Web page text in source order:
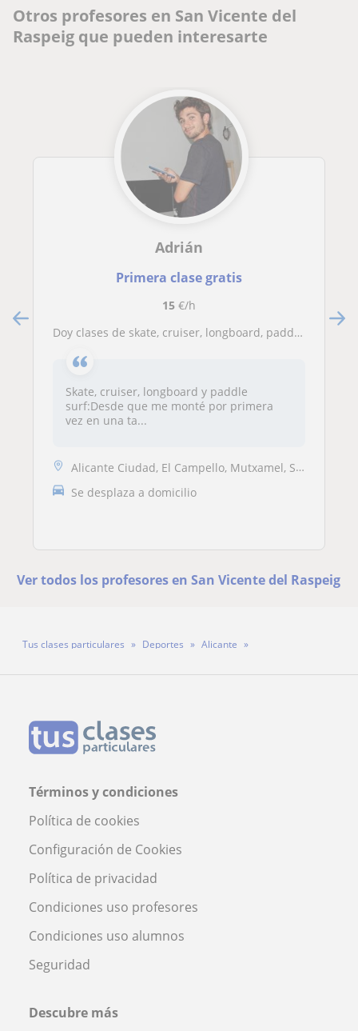
Otros profesores en San Vicente del
Raspeig que pueden interesarte
Adrián
Primera clase gratis
15€/h
Doy clases de skate, cruiser, longboard, paddle surf y de natación
Skate, cruiser, longboard y paddle
surf:Desde que me monté por primera
vez en una ta...
Alicante Ciudad, El Campello, Mutxamel, San Vicente del Raspeig, Sant ...
Se desplaza a domicilio
Ver todos los profesores en San Vicente del Raspeig
Tus clases particulares Deportes
Alicante
Términos y condiciones
Política de cookies
Configuración de Cookies
Política de privacidad
Condiciones uso profesores
Condiciones uso alumnos
Seguridad
Descubre más